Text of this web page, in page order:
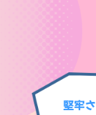
堅牢